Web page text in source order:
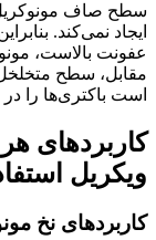
سطح صاف
ایجاد نمی‌کند.
عفونت بالاست،
مقابل، سطح
است باکتری‌ها را در
کاربردهای
ویکریل
کاربردهای نخ